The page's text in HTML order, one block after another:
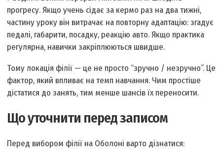
прогресу. Якщо учень сідає за кермо раз на два тижні,
частину уроку він витрачає на повторну адаптацію: згадує
педалі, габарити, посадку, реакцію авто. Якщо практика
регулярна, навички закріплюються швидше.
Тому локація філії — це не просто “зручно / незручно”. Це
фактор, який впливає на темп навчання. Чим простіше
дістатися до занять, тим менше шансів їх переносити.
Що уточнити перед записом
Перед вибором філії на Оболоні варто дізнатися: